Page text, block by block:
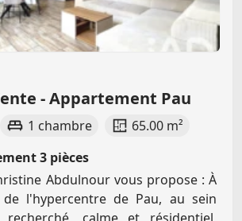
- Appartement Pau
1 chambre
65.00 m²
3 pièces
Abdulnour vous propose : À
l'hypercentre de Pau, au sein